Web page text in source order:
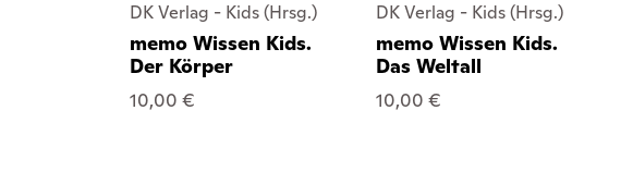
DK Verlag - Kids (Hrsg.)
memo Wissen Kids.
Der Körper
10,00 €
DK Verlag - Kids (Hrsg.)
memo Wissen Kids.
Das Weltall
10,00 €